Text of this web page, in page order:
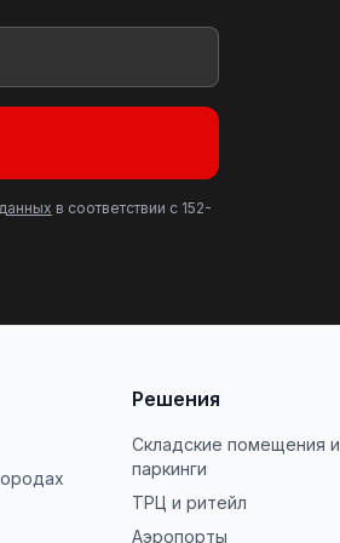
в соответствии с 152-
Решения
Складские помещения и
паркинги
ТРЦ и ритейл
Аэропорты